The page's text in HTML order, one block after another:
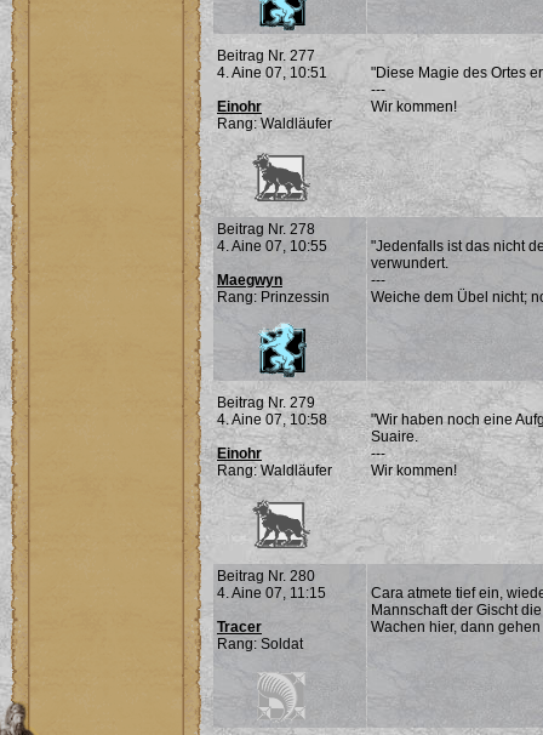
Beitrag Nr. 277
4. Aine 07, 10:51
Einohr
Rang: Waldläufer
"Diese Magie des Ortes
---
Wir kommen!
Beitrag Nr. 278
4. Aine 07, 10:55
Maegwyn
Rang: Prinzessin
"Jedenfalls ist das nicht
verwundert.
---
Weiche dem Übel nicht;
Beitrag Nr. 279
4. Aine 07, 10:58
Einohr
Rang: Waldläufer
"Wir haben noch eine
Suaire.
---
Wir kommen!
Beitrag Nr. 280
4. Aine 07, 11:15
Tracer
Rang: Soldat
Cara atmete tief ein,
Mannschaft der Gischt
Wachen hier, dann